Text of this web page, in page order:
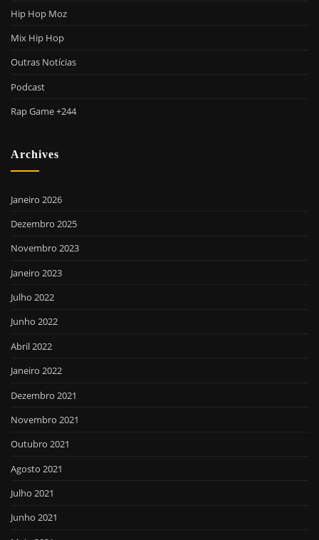
Hip Hop Moz
Mix Hip Hop
Outras Notícias
Podcast
Rap Game +244
Archives
Janeiro 2026
Dezembro 2025
Novembro 2023
Janeiro 2023
Julho 2022
Junho 2022
Abril 2022
Janeiro 2022
Dezembro 2021
Novembro 2021
Outubro 2021
Agosto 2021
Julho 2021
Junho 2021